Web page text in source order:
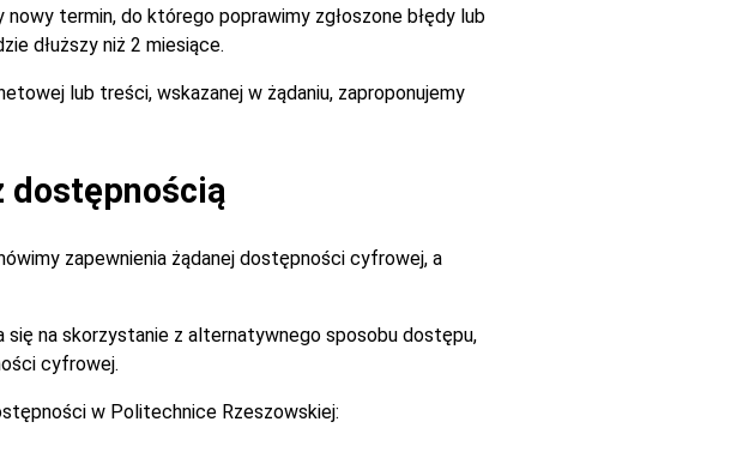
termin, do którego poprawimy zgłoszone błędy lub
dłuższy niż 2 miesiące.
lub treści, wskazanej w żądaniu, zaproponujemy
dostępnością
zapewnienia żądanej dostępności cyfrowej, a
się na skorzystanie z alternatywnego sposobu dostępu,
cyfrowej.
w Politechnice Rzeszowskiej: